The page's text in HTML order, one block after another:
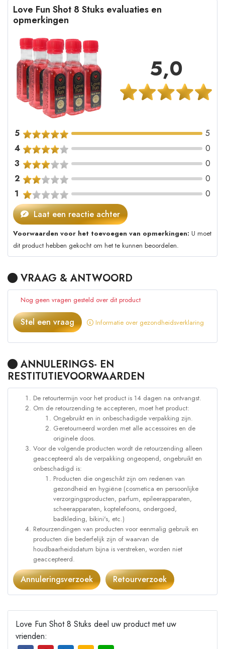
Love Fun Shot 8 Stuks evaluaties en
opmerkingen
5,0
5
5
4
0
3
0
2
0
1
0
Laat een reactie achter
Voorwaarden voor het toevoegen van opmerkingen: U moet
dit product hebben gekocht om het te kunnen beoordelen.
VRAAG & ANTWOORD
Nog geen vragen gesteld over dit product
Stel een vraag Informatie over gezondheidsverklaring
ANNULERINGS- EN
RESTITUTIEVOORWAARDEN
De retourtermijn voor het product is 14 dagen na ontvangst.
Om de retourzending te accepteren, moet het product:
Ongebruikt en in onbeschadigde verpakking zijn.
Geretourneerd worden met alle accessoires en de
originele doos.
Voor de volgende producten wordt de retourzending alleen
geaccepteerd als de verpakking ongeopend, ongebruikt en
onbeschadigd is:
Producten die ongeschikt zijn om redenen van
gezondheid en hygiëne (cosmetica en persoonlijke
verzorgingsproducten, parfum, epileerapparaten,
scheerapparaten, koptelefoons, ondergoed,
badkleding, bikini's, etc.)
Retourzendingen van producten voor eenmalig gebruik en
producten die bederfelijk zijn of waarvan de
houdbaarheidsdatum bijna is verstreken, worden niet
geaccepteerd.
Annuleringsverzoek Retourverzoek
Love Fun Shot 8 Stuks deel uw product met uw
vrienden: